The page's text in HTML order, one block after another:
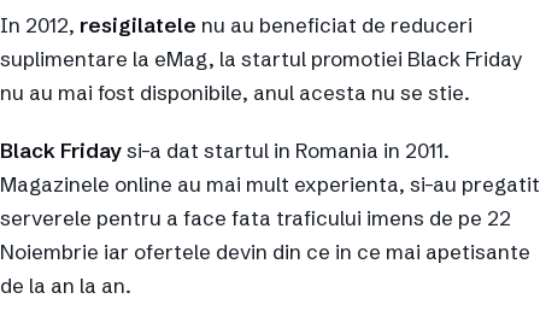
In 2012, resigilatele nu au beneficiat de reduceri
suplimentare la eMag, la startul promotiei Black Friday
nu au mai fost disponibile, anul acesta nu se stie.
Black Fridaysi-a dat startul in Romania in 2011.
Magazinele online au mai mult experienta, si-au pregatit
serverele pentru a face fata traficului imens de pe 22
Noiembrie iar ofertele devin din ce in ce mai apetisante
de la an la an.